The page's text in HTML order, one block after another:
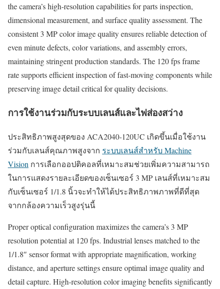
the camera’s high-resolution capabilities for parts inspection,
dimensional measurement, and surface quality assessment. The
consistent 3 MP color image quality ensures reliable detection of
even minute defects, color variations, and assembly errors,
maintaining stringent production standards. The 120 fps frame
rate supports efficient inspection of fast-moving components while
preserving image detail critical for quality decisions.
การใช้งานร่วมกับระบบเลนส์และไฟส่องสว่าง
ประสิทธิภาพสูงสุดของ ACA2040-120UC เกิดขึ้นเมื่อใช้งาน
ร่วมกับเลนส์คุณภาพสูงจาก ระบบเลนส์สำหรับ Machine
Vision การเลือกออปติคอลที่เหมาะสมช่วยเพิ่มความสามารถ
ในการแสดงรายละเอียดของเซ็นเซอร์ 3 MP เลนส์ที่เหมาะสม
กับเซ็นเซอร์ 1/1.8 นิ้วจะทำให้ได้ประสิทธิภาพภาพที่ดีที่สุด
จากกล้องความเร็วสูงรุ่นนี้
Proper optical configuration maximizes the camera’s 3 MP
resolution potential at 120 fps. Industrial lenses matched to the
1/1.8″ sensor format with appropriate magnification, working
distance, and aperture settings ensure optimal image quality and
detail capture. High-resolution color imaging benefits significantly